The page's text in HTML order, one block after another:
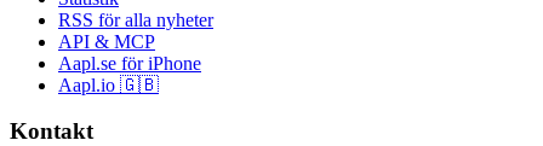
RSS för alla nyheter
API & MCP
Aapl.se för iPhone
Aapl.io 🇬🇧
Kontakt